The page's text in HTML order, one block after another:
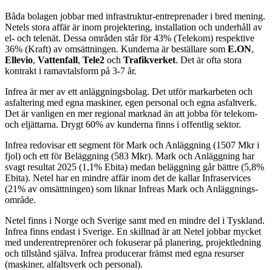
Båda bolagen jobbar med infrastruktur-entreprenader i bred mening.
Netels stora affär är inom projektering, installation och underhåll av
el- och telenät. Dessa områden står för 43% (Telekom) respektive
36% (Kraft) av omsättningen. Kunderna är beställare som E.ON,
Ellevio, Vattenfall, Tele2 och Trafikverket. Det är ofta stora
kontrakt i ramavtalsform på 3-7 år.
Infrea är mer av ett anläggningsbolag. Det utför markarbeten och
asfaltering med egna maskiner, egen personal och egna asfaltverk.
Det är vanligen en mer regional marknad än att jobba för telekom-
och eljättarna. Drygt 60% av kunderna finns i offentlig sektor.
Infrea redovisar ett segment för Mark och Anläggning (1507 Mkr i
fjol) och ett för Beläggning (583 Mkr). Mark och Anläggning har
svagt resultat 2025 (1,1% Ebita) medan beläggning går bättre (5,8%
Ebita). Netel har en mindre affär inom det de kallar Infraservices
(21% av omsättningen) som liknar Infreas Mark och Anläggnings-
område.
Netel finns i Norge och Sverige samt med en mindre del i Tyskland.
Infrea finns endast i Sverige. En skillnad är att Netel jobbar mycket
med underentreprenörer och fokuserar på planering, projektledning
och tillstånd själva. Infrea producerar främst med egna resurser
(maskiner, alfaltsverk och personal).